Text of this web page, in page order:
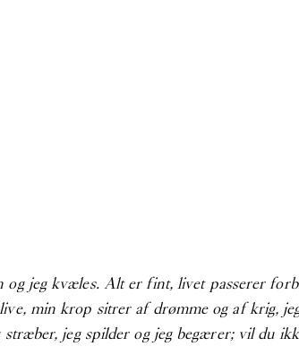
jeg kvæles. Alt er fint, livet passerer
min krop sitrer af drømme og af krig,
jeg spilder og jeg begærer; vil du